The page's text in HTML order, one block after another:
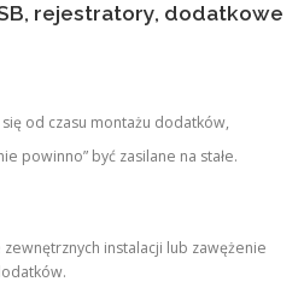
rejestratory, dodatkowe
od czasu montażu dodatków,
powinno” być zasilane na stałe.
instalacji lub zawężenie